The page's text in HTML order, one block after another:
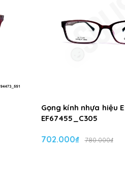
Gọng kính nhựa hiệu
EF67455_C305
702.000₫ 780.000₫